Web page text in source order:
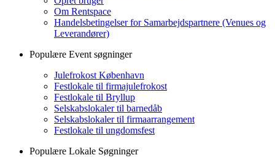
Om Rentspace
Handelsbetingelser for Samarbejdspartnere (Venues og
Leverandører)
Populære Event søgninger
Julefrokost København
Festlokale til firmajulefrokost
Festlokale til Bryllup
Selskabslokaler til barnedåb
Selskabslokaler til firmaarrangement
Festlokale til ungdomsfest
Populære Lokale Søgninger